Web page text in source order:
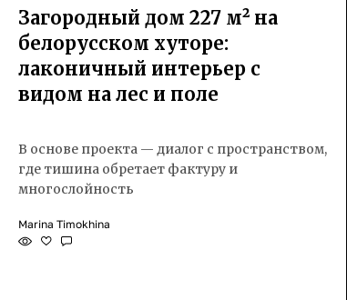
Загородный дом 227 м² на
белорусском хуторе:
лаконичный интерьер с
видом на лес и поле
В основе проекта — диалог с пространством,
где тишина обретает фактуру и
многослойность
Marina Timokhina